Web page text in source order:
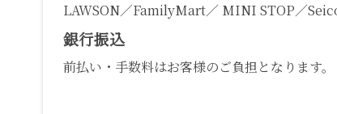
LAWSON／FamilyMart／ MINI STOP／
銀行振込
前払い・手数料はお客様のご負担となります。